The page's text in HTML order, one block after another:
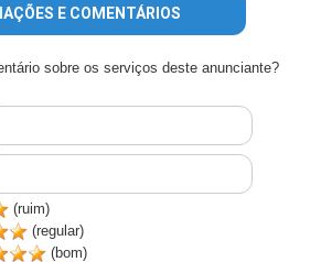
E COMENTÁRIOS
sobre os serviços deste anunciante?
(ruim)
(regular)
(bom)